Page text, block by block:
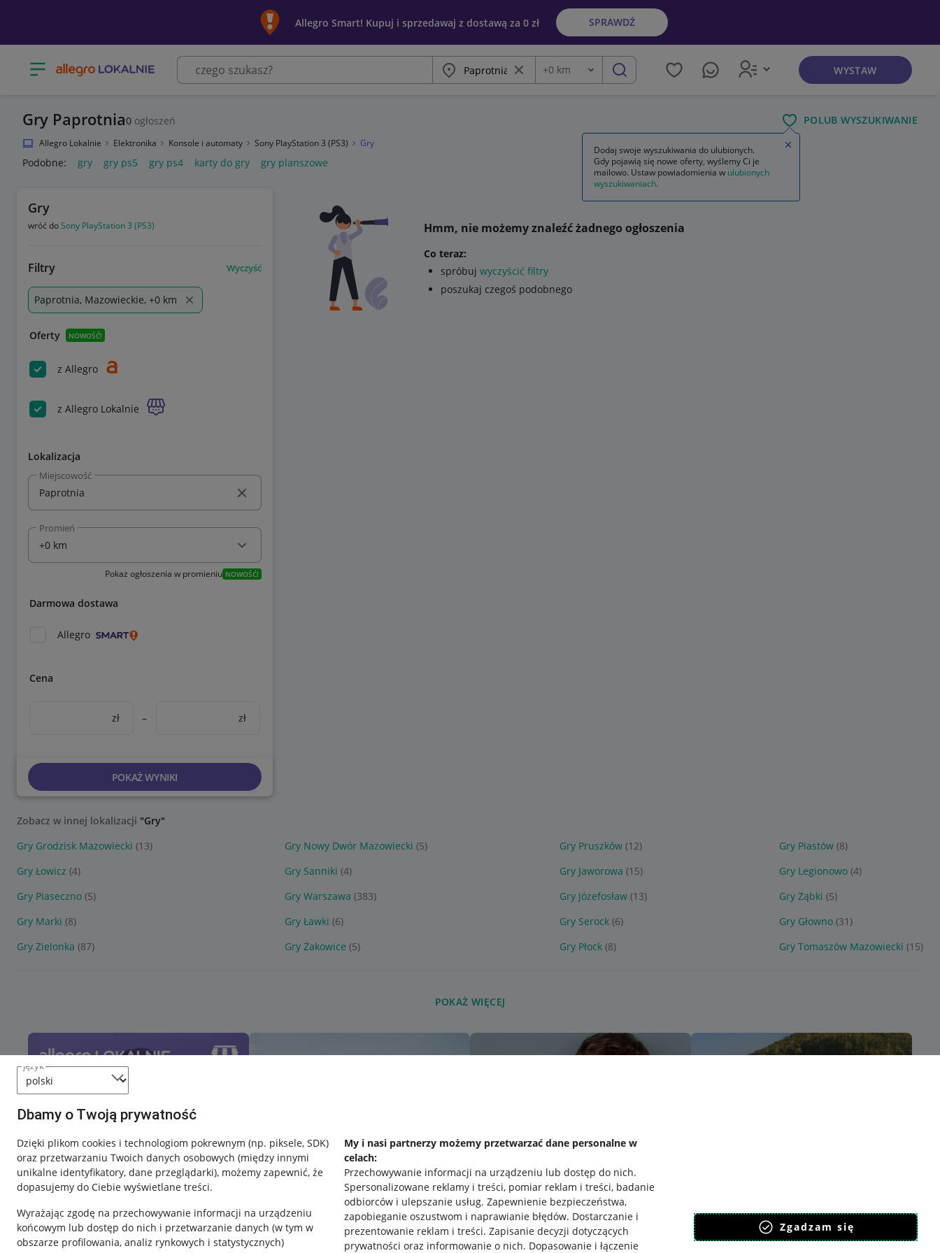
język
Dbamy o Twoją prywatność
Dzięki plikom cookies i technologiom pokrewnym (np. piksele, SDK)
oraz przetwarzaniu Twoich danych osobowych (między innymi
unikalne identyfikatory, dane przeglądarki), możemy zapewnić, że
dopasujemy do Ciebie wyświetlane treści.
Wyrażając zgodę na przechowywanie informacji na urządzeniu
końcowym lub dostęp do nich i przetwarzanie danych (w tym w
obszarze profilowania, analiz rynkowych i statystycznych)
My i nasi partnerzy możemy przetwarzać dane personalne w
celach:
Przechowywanie informacji na urządzeniu lub dostęp do nich.
Spersonalizowane reklamy i treści, pomiar reklam i treści, badanie
odbiorców i ulepszanie usług. Zapewnienie bezpieczeństwa,
zapobieganie oszustwom i naprawianie błędów. Dostarczanie i
prezentowanie reklam i treści. Zapisanie decyzji dotyczących
prywatności oraz informowanie o nich. Dopasowanie i łączenie
Zgadzam się
Allegro Smart! Kupuj i sprzedawaj z dostawą za 0 zł SPRAWDŹ
Otwórz menu z kategoriami Miasto Wyczyść frazę
Odległość
+0 km szukaj WYSTAW
Gry Paprotnia0 ogłoszeń POLUB WYSZUKIWANIE
Allegro Lokalnie Elektronika Konsole i automaty Sony PlayStation 3 (PS3) Gry
Podobne: gry gry ps5 gry ps4 karty do gry gry planszowe
Gry
wróć doSony PlayStation 3 (PS3)
Filtry Wyczyść
Paprotnia, Mazowieckie, +0 km
Oferty NOWOŚĆ!
z Allegro
z Allegro Lokalnie
Lokalizacja
Miejscowość
Promień
Pokaż ogłoszenia w promieniu NOWOŚĆ!
Darmowa dostawa
Allegro
Cena
zł – zł
POKAŻ WYNIKI
Hmm, nie możemy znaleźć żadnego ogłoszenia
Co teraz:
spróbuj wyczyścić filtry
poszukaj czegoś podobnego
Zobacz w innej lokalizacji "Gry"
Gry Grodzisk Mazowiecki (13) Gry Nowy Dwór Mazowiecki (5) Gry Pruszków (12) Gry Piastów (8)
Gry Łowicz (4) Gry Sanniki (4) Gry Jaworowa (15) Gry Legionowo (4)
Gry Piaseczno (5) Gry Warszawa (383) Gry Józefosław (13) Gry Ząbki (5)
Gry Marki (8) Gry Ławki (6) Gry Serock (6) Gry Głowno (31)
Gry Zielonka (87) Gry Żakowice (5) Gry Płock (8) Gry Tomaszów Mazowiecki (15)
POKAŻ WIĘCEJ
Dodaj swoje wyszukiwania do ulubionych.
Gdy pojawią się nowe oferty, wyślemy Ci je
mailowo. Ustaw powiadomienia w ulubionych
wyszukiwaniach.
Zamknij wskazówkę